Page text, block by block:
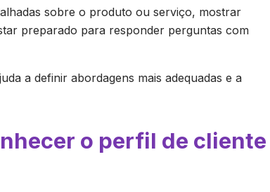
sobre o produto ou serviço, mostrar
preparado para responder perguntas com
a definir abordagens mais adequadas e a
o perfil de cliente